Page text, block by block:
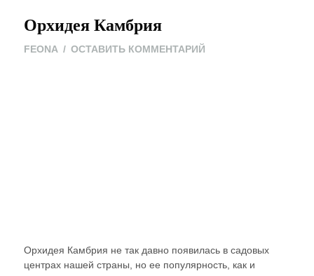
ОРХИДЕЯ”
Орхидея Камбрия
FEONA ОСТАВИТЬ КОММЕНТАРИЙON
Орхидея Камбрия не так давно появилась в садовых
центрах нашей страны, но ее популярность, как и